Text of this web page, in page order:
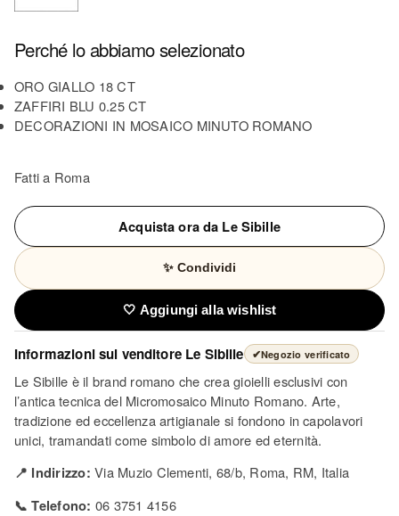
Perché lo abbiamo selezionato
ORO GIALLO 18 CT
ZAFFIRI BLU 0.25 CT
DECORAZIONI IN MOSAICO MINUTO ROMANO
Fatti a Roma
Acquista ora da Le Sibille
✨ Condividi
🤍 Aggiungi alla wishlist
Informazioni sul venditore Le Sibille ✔Negozio verificato
Le Sibille è il brand romano che crea gioielli esclusivi con
l’antica tecnica del Micromosaico Minuto Romano. Arte,
tradizione ed eccellenza artigianale si fondono in capolavori
unici, tramandati come simbolo di amore ed eternità.
📍 Indirizzo: Via Muzio Clementi, 68/b, Roma, RM, Italia
📞 Telefono: 06 3751 4156